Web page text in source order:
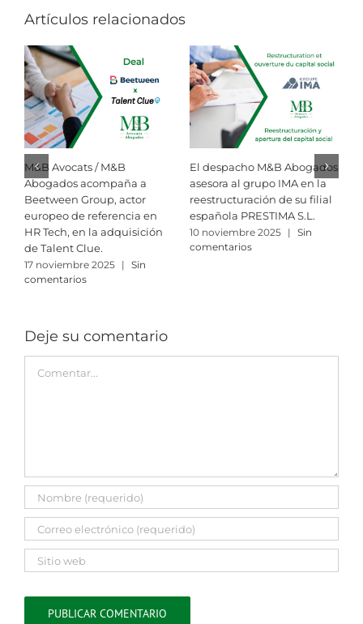
Artículos relacionados
M&B Avocats / M&B
Abogados acompaña a
Beetween Group, actor
europeo de referencia en
HR Tech, en la adquisición
de Talent Clue.
17 noviembre 2025 | Sin
comentarios
El despacho M&B Abogados
asesora al grupo IMA en la
reestructuración de su filial
española PRESTIMA S.L.
10 noviembre 2025 | Sin
comentarios
Deje su comentario